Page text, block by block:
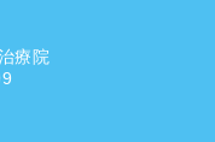
療院